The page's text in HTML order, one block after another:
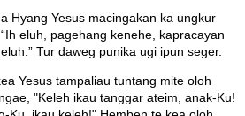
Hyang Yesus macingakan ka ungkur
eluh, pagehang kenehe, kapracayan
Tur daweg punika ugi ipun seger.
Yesus tampaliau tuntang mite oloh
"Keleh ikau tanggar ateim, anak-Ku!